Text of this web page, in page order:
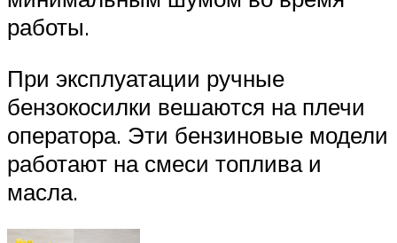
работы.
При эксплуатации ручные
бензокосилки вешаются на плечи
оператора. Эти бензиновые модели
работают на смеси топлива и
масла.